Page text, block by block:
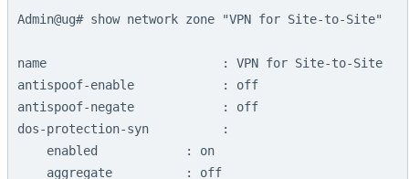
Admin@ug# show network zone "VPN for Site-to-Site"
name                        : VPN for Site-to-Site
antispoof-enable            : off
antispoof-negate            : off
dos-protection-syn          :